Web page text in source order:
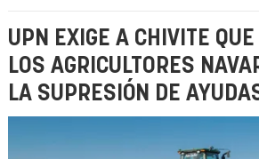
UPN EXIGE A CHIVITE
LOS AGRICULTORES
LA SUPRESIÓN DE